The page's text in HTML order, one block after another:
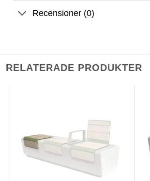
Recensioner (0)
RELATERADE PRODUKTER